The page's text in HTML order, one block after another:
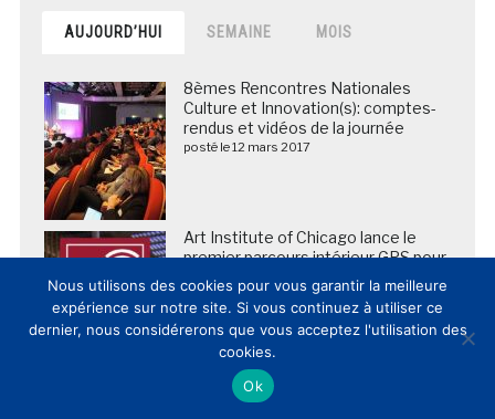
AUJOURD’HUI SEMAINE MOIS
8èmes Rencontres Nationales
Culture et Innovation(s): comptes-
rendus et vidéos de la journée
posté le 12 mars 2017
Art Institute of Chicago lance le
premier parcours intérieur GPS pour
les terminaux Apple et Android
posté le 21 février 2013
Fragilisée par la crise du covid-19, la
Galerie des Offices a vendu la
Nous utilisons des cookies pour vous garantir la meilleure
expérience sur notre site. Si vous continuez à utiliser ce
dernier, nous considérerons que vous acceptez l'utilisation des
cookies.
Ok